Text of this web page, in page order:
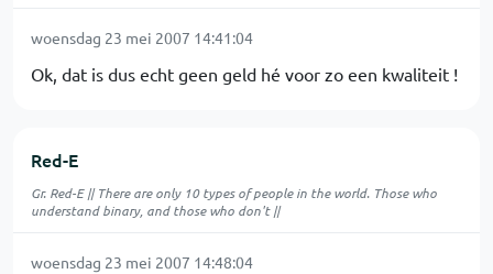
woensdag 23 mei 2007 14:41:04
Ok, dat is dus echt geen geld hé voor zo een kwaliteit !
Red-E
Gr. Red-E || There are only 10 types of people in the world. Those who
understand binary, and those who don't ||
woensdag 23 mei 2007 14:48:04